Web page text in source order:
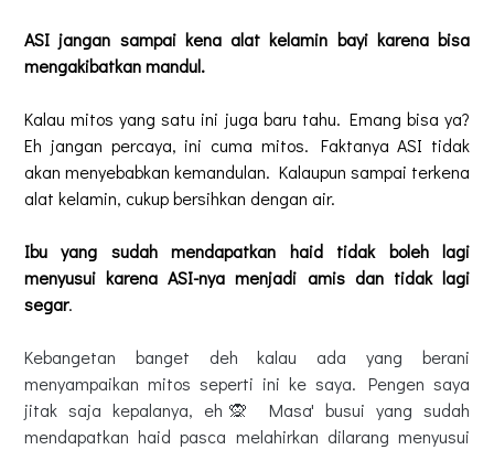
ASI jangan sampai kena alat kelamin bayi karena bisa
mengakibatkan mandul.
Kalau mitos yang satu ini juga baru tahu. Emang bisa ya?
Eh jangan percaya, ini cuma mitos. Faktanya ASI tidak
akan menyebabkan kemandulan. Kalaupun sampai terkena
alat kelamin, cukup bersihkan dengan air.
Ibu yang sudah mendapatkan haid tidak boleh lagi
menyusui karena ASI-nya menjadi amis dan tidak lagi
segar.
Kebangetan banget deh kalau ada yang berani
menyampaikan mitos seperti ini ke saya. Pengen saya
jitak saja kepalanya, eh🙊 Masa' busui yang sudah
mendapatkan haid pasca melahirkan dilarang menyusui